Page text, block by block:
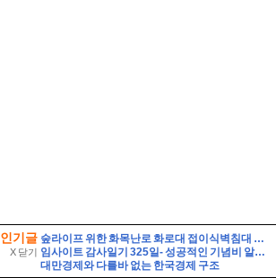
인기글
X 닫기
숲라이프 위한 화목난로 화로대 접이식벽침대 캠핑감성 5평 소형 목조주택 짓기
임사이트 감사일기 325일- 성공적인 기념비 알바, 시계줄 줄이기
대만경제와 다를바 없는 한국경제 구조